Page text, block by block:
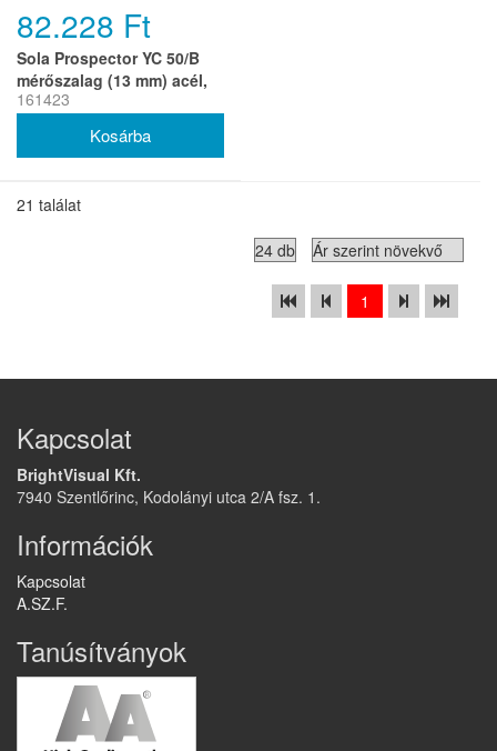
82.228 Ft
Sola Prospector YC 50/B
mérőszalag (13 mm) acél,
Tufcote bevonat,
osztály 2 (r)
161423
21 találat
1
Kapcsolat
BrightVisual Kft.
7940 Szentlőrinc, Kodolányi utca 2/A fsz. 1.
Információk
Kapcsolat
A.SZ.F.
Tanúsítványok